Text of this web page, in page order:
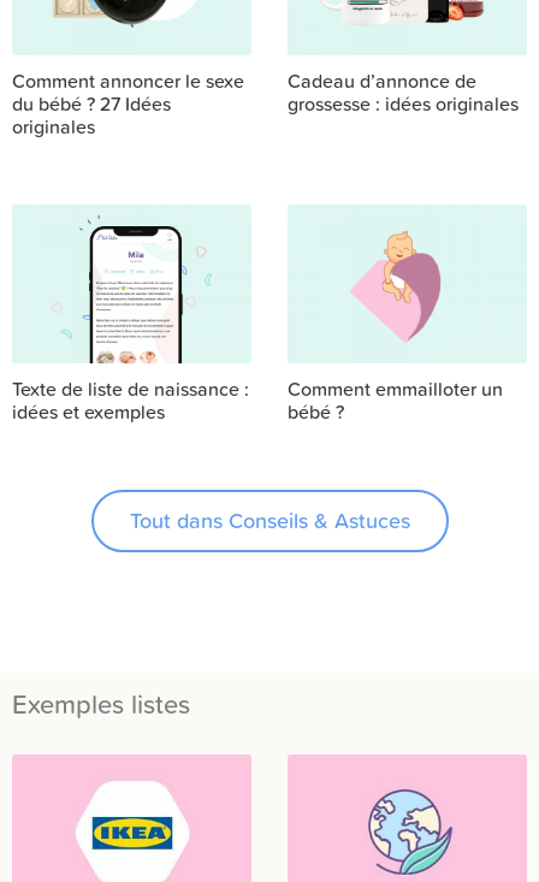
Comment annoncer le sexe
du bébé ? 27 Idées
originales
Cadeau d’annonce de
grossesse : idées originales
Texte de liste de naissance :
idées et exemples
Comment emmailloter un
bébé ?
Tout dans Conseils & Astuces
Exemples listes